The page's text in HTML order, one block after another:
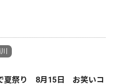
夏祭り 8月15日 お笑いコ